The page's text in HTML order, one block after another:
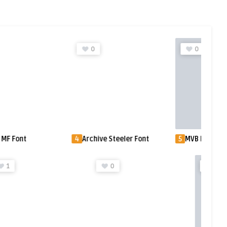
Font
0
Archive Steeler Font
0
MVB